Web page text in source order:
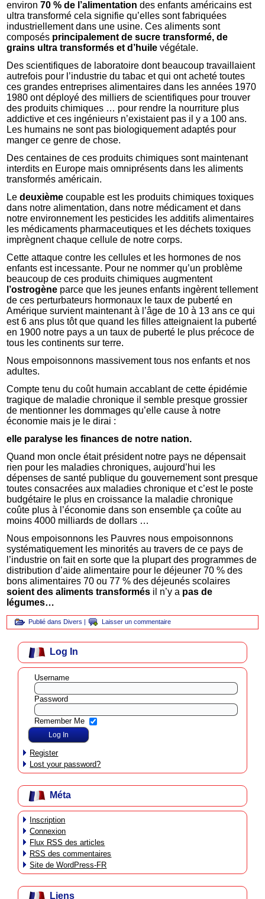
environ70 % de l’alimentation des enfants américains est
ultra transformé cela signifie qu’elles sont fabriquées
industriellement dans une usine. Ces aliments sont
composés principalement de sucre transformé, de
grains ultra transformés et d’huile végétale.
Des scientifiques de laboratoire dont beaucoup travaillaient
autrefois pour l’industrie du tabac et qui ont acheté toutes
ces grandes entreprises alimentaires dans les années 1970
1980 ont déployé des milliers de scientifiques pour trouver
des produits chimiques … pour rendre la nourriture plus
addictive et ces ingénieurs n’existaient pas il y a 100 ans.
Les humains ne sont pas biologiquement adaptés pour
manger ce genre de chose.
Des centaines de ces produits chimiques sont maintenant
interdits en Europe mais omniprésents dans les aliments
transformés américain.
Ledeuxième coupable est les produits chimiques toxiques
dans notre alimentation, dans notre médicament et dans
notre environnement les pesticides les additifs alimentaires
les médicaments pharmaceutiques et les déchets toxiques
imprègnent chaque cellule de notre corps.
Cette attaque contre les cellules et les hormones de nos
enfants est incessante. Pour ne nommer qu’un problème
beaucoup de ces produits chimiques augmentent
l’ostrogène parce que les jeunes enfants ingèrent tellement
de ces perturbateurs hormonaux le taux de puberté en
Amérique survient maintenant à l’âge de 10 à 13 ans ce qui
est 6 ans plus tôt que quand les filles atteignaient la puberté
en 1900 notre pays a un taux de puberté le plus précoce de
tous les continents sur terre.
Nous empoisonnons massivement tous nos enfants et nos
adultes.
Compte tenu du coût humain accablant de cette épidémie
tragique de maladie chronique il semble presque grossier
de mentionner les dommages qu’elle cause à notre
économie mais je le dirai :
elle paralyse les finances de notre nation.
Quand mon oncle était président notre pays ne dépensait
rien pour les maladies chroniques, aujourd’hui les
dépenses de santé publique du gouvernement sont presque
toutes consacrées aux maladies chronique et c’est le poste
budgétaire le plus en croissance la maladie chronique
coûte plus à l’économie dans son ensemble ça coûte au
moins 4000 milliards de dollars …
Nous empoisonnons les Pauvres nous empoisonnons
systématiquement les minorités au travers de ce pays de
l’industrie on fait en sorte que la plupart des programmes de
distribution d’aide alimentaire pour le déjeuner 70 % des
bons alimentaires 70 ou 77 % des déjeunés scolaires
soient des aliments transformés il n’y a pas de
légumes…
Publié dans Divers | Laisser un commentaire
Log In
Username
Password
Remember Me
Register
Lost your password?
Méta
Inscription
Connexion
Flux RSS des articles
RSS des commentaires
Site de WordPress-FR
Liens